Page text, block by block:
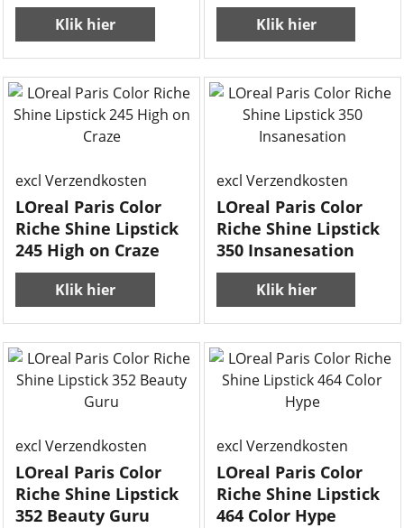
Klik hier Klik hier
excl Verzendkosten
LOreal Paris Color
Riche Shine Lipstick
245 High on Craze
Klik hier
excl Verzendkosten
LOreal Paris Color
Riche Shine Lipstick
350 Insanesation
Klik hier
excl Verzendkosten
LOreal Paris Color
Riche Shine Lipstick
352 Beauty Guru
excl Verzendkosten
LOreal Paris Color
Riche Shine Lipstick
464 Color Hype